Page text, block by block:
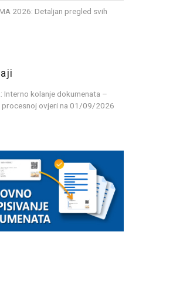
2026: Detaljan pregled svih
Interno kolanje dokumenata –
procesnoj ovjeri na 01/09/2026